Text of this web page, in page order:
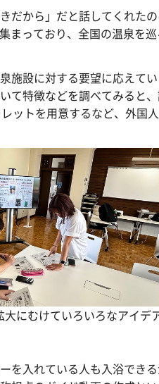
だから」だと話してくれ
っており、全国の温泉を巡
施設に対する要望に応えて
て特徴などを調べてみると
ットを用意するなど、外国
にむけていろいろなアイデ
を入れている人も入浴でき